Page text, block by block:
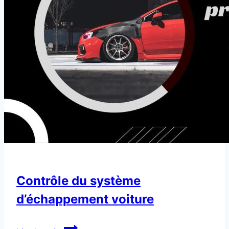
Contrôle du système
d’échappement voiture